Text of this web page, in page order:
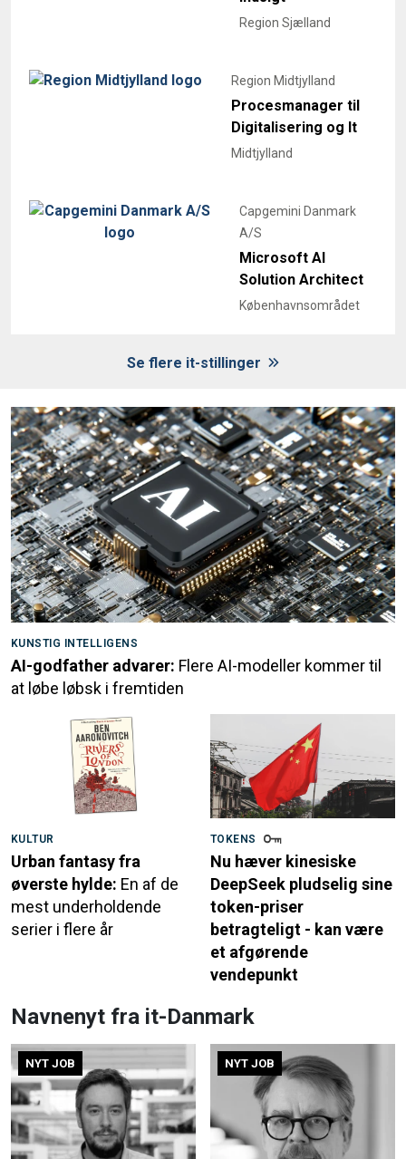
Region Sjælland
Region Midtjylland
Procesmanager til
Digitalisering og It
Midtjylland
Capgemini Danmark
A/S
Microsoft AI
Solution Architect
Københavnsområdet
Se flere it-stillinger
KUNSTIG INTELLIGENS
AI-godfather advarer: Flere AI-modeller kommer til
at løbe løbsk i fremtiden
KULTUR
Urban fantasy fra
øverste hylde: En af de
mest underholdende
serier i flere år
TOKENS
Nu hæver kinesiske
DeepSeek pludselig sine
token-priser
betragteligt - kan være
et afgørende
vendepunkt
Navnenyt fra it-Danmark
NYT JOB NYT JOB